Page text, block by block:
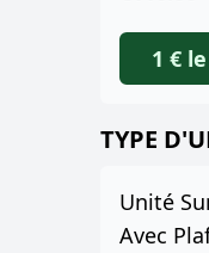
1 €
TYPE
Unité
Avec